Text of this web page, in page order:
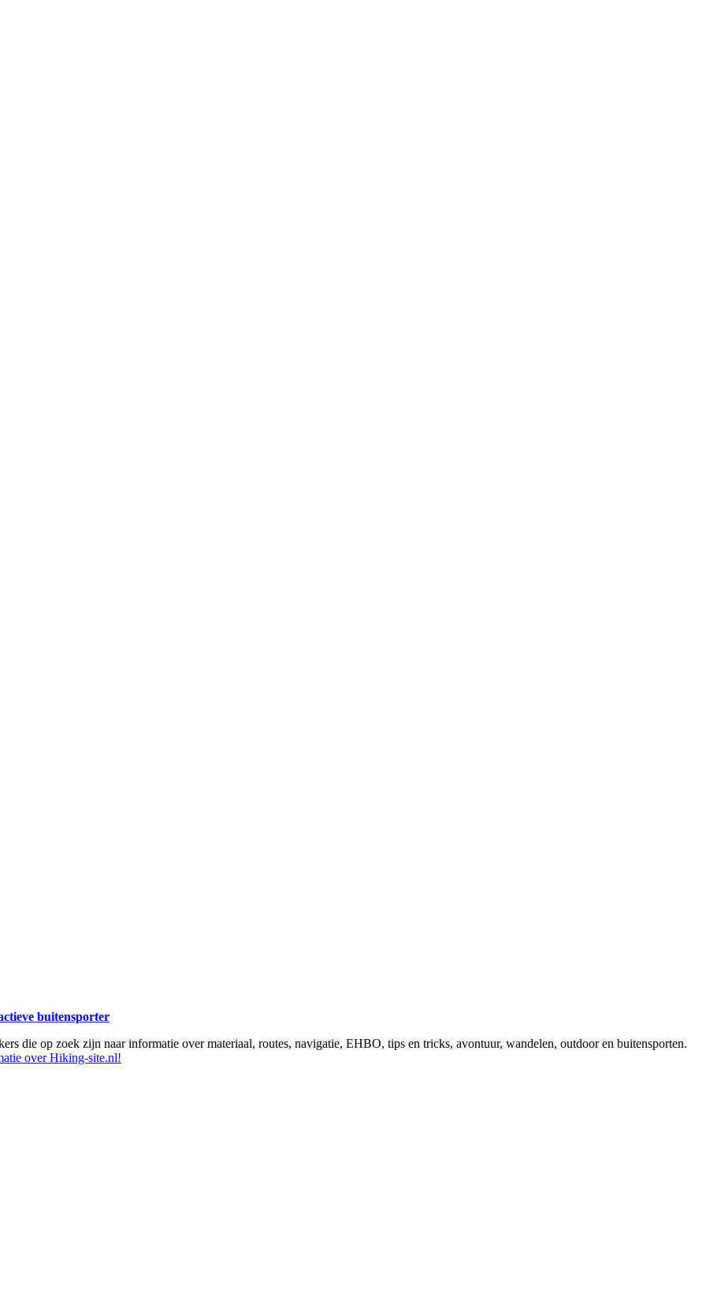
buitensporter
die op zoek zijn naar informatie over materiaal, routes, navigatie, EHBO, tips en tricks, avontuur, wandelen, outdoor en buitensporten.
over Hiking-site.nl!